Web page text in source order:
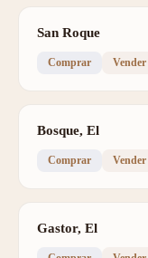
San Roque
Comprar Vender
Bosque, El
Comprar Vender
Gastor, El